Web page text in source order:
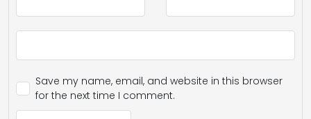
Save my name, email, and website in this browser
for the next time I comment.